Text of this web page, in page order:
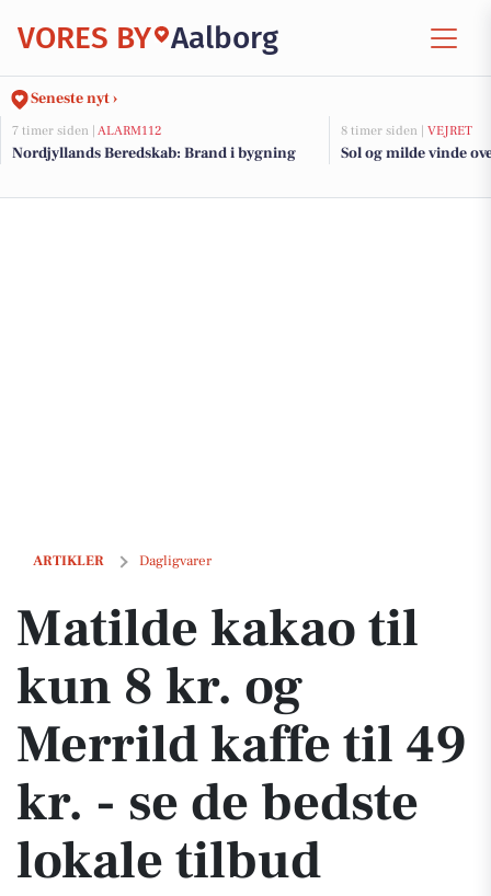
VORES BY Aalborg
Seneste nyt ›
7 timer siden | ALARM112
Nordjyllands Beredskab: Brand i bygning
8 timer siden | VEJRET
Sol og milde vinde
ARTIKLER Dagligvarer
Matilde kakao til kun 8 kr. og Merrild kaffe til 49 kr. - se de bedste
Matilde kakao til
kun 8 kr. og
Merrild kaffe til 49
kr. - se de bedste
lokale tilbud